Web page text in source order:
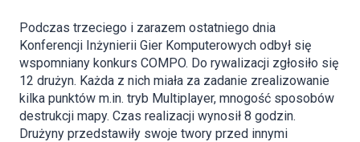
Podczas trzeciego i zarazem ostatniego dnia
Konferencji Inżynierii Gier Komputerowych odbył się
wspomniany konkurs COMPO. Do rywalizacji zgłosiło się
12 drużyn. Każda z nich miała za zadanie zrealizowanie
kilka punktów m.in. tryb Multiplayer, mnogość sposobów
destrukcji mapy. Czas realizacji wynosił 8 godzin.
Drużyny przedstawiły swoje twory przed innymi